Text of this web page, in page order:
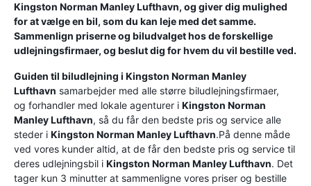
Kingston Norman Manley Lufthavn, og giver dig mulighed
for at vælge en bil, som du kan leje med det samme.
Sammenlign priserne og biludvalget hos de forskellige
udlejningsfirmaer, og beslut dig for hvem du vil bestille ved.
Guiden til biludlejning i Kingston Norman Manley
Lufthavn samarbejder med alle større biludlejningsfirmaer,
og forhandler med lokale agenturer i Kingston Norman
Manley Lufthavn, så du får den bedste pris og service alle
steder i Kingston Norman Manley Lufthavn.På denne måde
ved vores kunder altid, at de får den bedste pris og service til
deres udlejningsbil i Kingston Norman Manley Lufthavn. Det
tager kun 3 minutter at sammenligne vores priser og bestille